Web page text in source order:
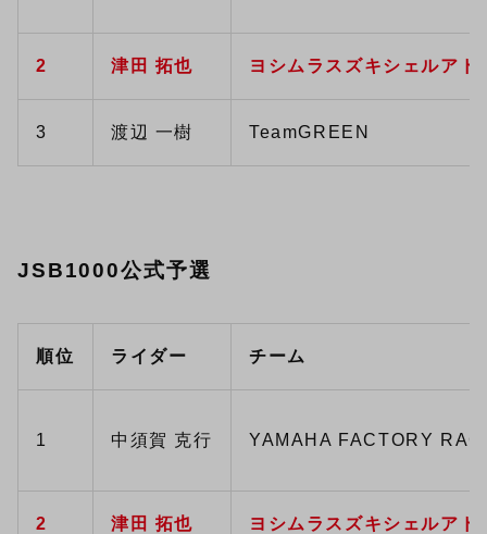
2 津田 拓也 ヨシムラスズキシェルアド
3 渡辺 一樹 TeamGREEN
JSB1000公式予選
順位 ライダー チーム
1 中須賀 克行 YAMAHA FACTORY
2 津田 拓也 ヨシムラスズキシェルアド